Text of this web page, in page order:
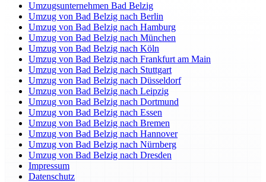
Umzugsunternehmen Bad Belzig
Umzug von Bad Belzig nach Berlin
Umzug von Bad Belzig nach Hamburg
Umzug von Bad Belzig nach München
Umzug von Bad Belzig nach Köln
Umzug von Bad Belzig nach Frankfurt am Main
Umzug von Bad Belzig nach Stuttgart
Umzug von Bad Belzig nach Düsseldorf
Umzug von Bad Belzig nach Leipzig
Umzug von Bad Belzig nach Dortmund
Umzug von Bad Belzig nach Essen
Umzug von Bad Belzig nach Bremen
Umzug von Bad Belzig nach Hannover
Umzug von Bad Belzig nach Nürnberg
Umzug von Bad Belzig nach Dresden
Impressum
Datenschutz